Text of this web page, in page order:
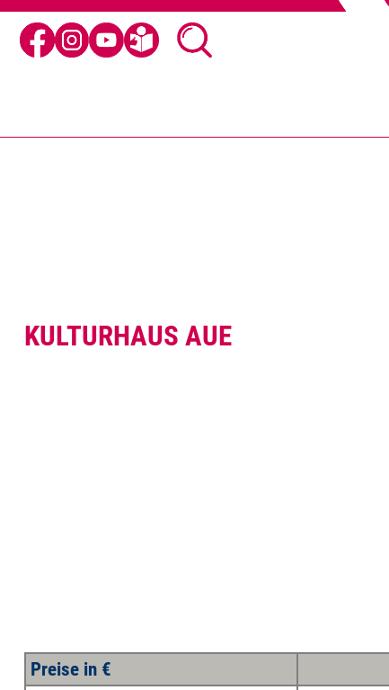
KULTURHAUS AUE
Preise in €